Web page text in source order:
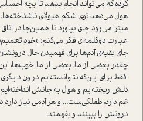
کرده که می‌تواند انجام بدهد تا بچه
هول می‌دهد توی شکم هیولای ناشناخته‌ها.
میترا می‌رود چای بیاورد تا همین‌جا در
عبارت دو‌کلمه‌ای فکر می‌کنم: «خودِ
جای بقیه‌ی آدم‌ها برای فهمیدن حال
چقدر بعضی از ما، بعضی از ما خوب‌ها، این
فقط برای این‌که نتوانسته‌ایم درون
دلش ریخته‌ایم و هول به جانش
غم دارد، طفلکی‌ست... و هر آدمی نیاز دارد
درونش را ببینند و بفهمند.